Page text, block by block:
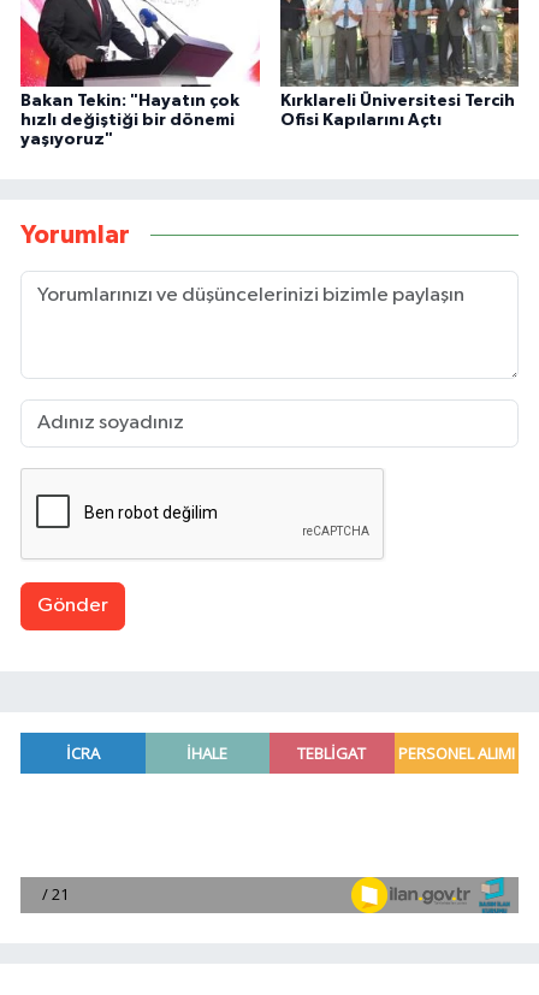
Bakan Tekin: "Hayatın çok
hızlı değiştiği bir dönemi
yaşıyoruz"
Kırklareli Üniversitesi Tercih
Ofisi Kapılarını Açtı
Yorumlar
Gönder